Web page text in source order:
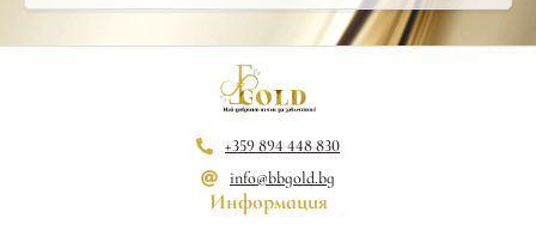
+359 894 448 830
info@bbgold.bg
Информация